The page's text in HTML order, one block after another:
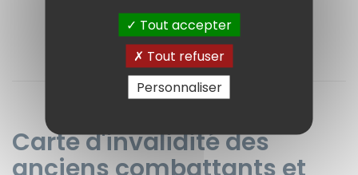
ou des relevés individuels de missions
aériennes si vous en avez effectuées.
Carte d'invalidité des
Tout accepter
Tout refuser
Personnaliser